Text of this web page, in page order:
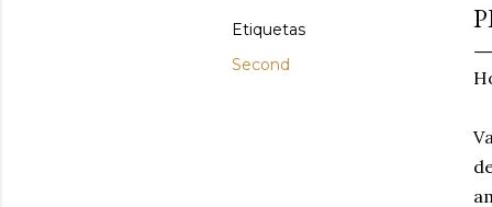
Etiquetas
Second